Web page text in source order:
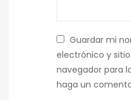
Guardar mi
electrónico y
navegador para
haga un